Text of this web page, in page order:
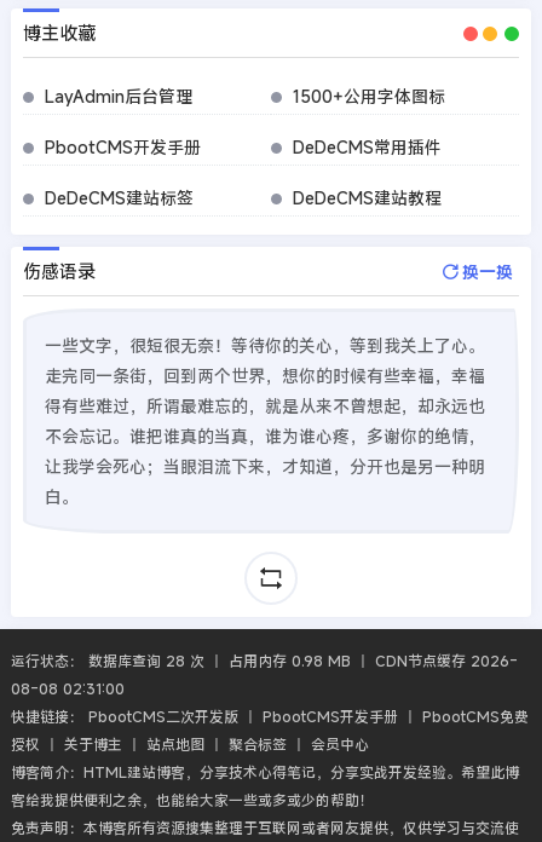
博主收藏
LayAdmin后台管理 1500+公用字体图标
PbootCMS开发手册 DeDeCMS常用插件
DeDeCMS建站标签 DeDeCMS建站教程
伤感语录 换一换
一些文字，很短很无奈！等待你的关心，等到我关上了心。
走完同一条街，回到两个世界，想你的时候有些幸福，幸福
得有些难过，所谓最难忘的，就是从来不曾想起，却永远也
不会忘记。谁把谁真的当真，谁为谁心疼，多谢你的绝情，
让我学会死心；当眼泪流下来，才知道，分开也是另一种明
白。
运行状态： 数据库查询 28 次 丨 占用内存 0.98 MB 丨 CDN节点缓存 2026-
08-08 02:31:00
快捷链接： PbootCMS二次开发版丨 PbootCMS开发手册 丨 PbootCMS免费
授权 丨 关于博主 丨 站点地图丨 聚合标签丨 会员中心
博客简介：HTML建站博客，分享技术心得笔记，分享实战开发经验。希望此博
客给我提供便利之余，也能给大家一些或多或少的帮助！
免责声明：本博客所有资源搜集整理于互联网或者网友提供，仅供学习与交流使